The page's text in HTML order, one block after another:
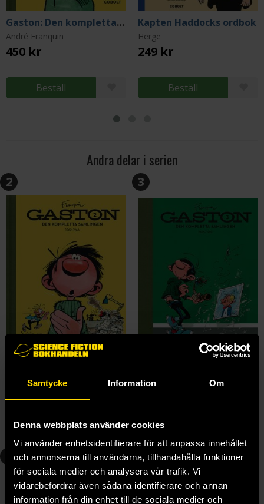
Samtycke Information Om
Denna webbplats använder cookies
Vi använder enhetsidentifierare för att anpassa innehållet
och annonserna till användarna, tillhandahålla funktioner
för sociala medier och analysera vår trafik. Vi
vidarebefordrar även sådana identifierare och annan
information från din enhet till de sociala medier och
Gaston: Den kompletta samlingen 2
André Franquin
450 kr
Beställ
Kapten Haddocks ordbok
Herge
249 kr
Beställ
Andra delar i serien
2
Gaston: Den kompletta samlingen 2
André Franquin
450 kr
3
Gaston: Den kompletta samlingen 3
André Franquin
450 kr
5